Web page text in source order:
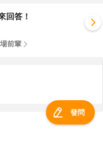
回答！
前輩
發問